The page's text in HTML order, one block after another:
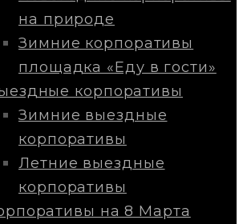
на природе
Зимние корпоративы
площадка «Еду в гости»
корпоративы
Зимние выездные
корпоративы
Летние выездные
корпоративы
на 8 Марта